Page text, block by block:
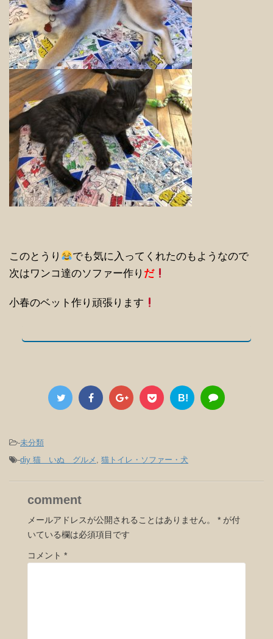
このとうり
でも気に入ってくれたのもようなので
次はワンコ達のソファー作り だ
小春のベット作り頑張ります
B!
-未分類
-diy 猫 いぬ グルメ , 猫トイレ・ソファー・犬
comment
メールアドレスが公開されることはありません。 * が付
いている欄は必須項目です
コメント *